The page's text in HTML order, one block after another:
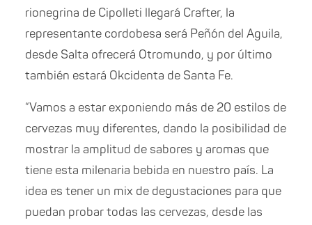
rionegrina de Cipolleti llegará Crafter, la
representante cordobesa será Peñón del Aguila,
desde Salta ofrecerá Otromundo, y por último
también estará Okcidenta de Santa Fe.
“Vamos a estar exponiendo más de 20 estilos de
cervezas muy diferentes, dando la posibilidad de
mostrar la amplitud de sabores y aromas que
tiene esta milenaria bebida en nuestro país. La
idea es tener un mix de degustaciones para que
puedan probar todas las cervezas, desde las